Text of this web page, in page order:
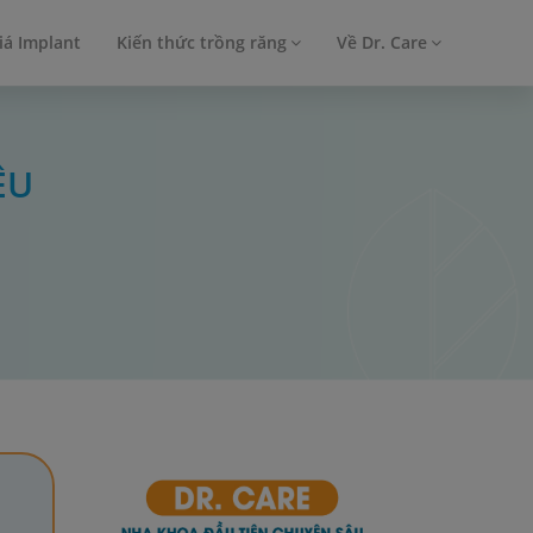
Implant Kiến thức trồng răng Về Dr. Care